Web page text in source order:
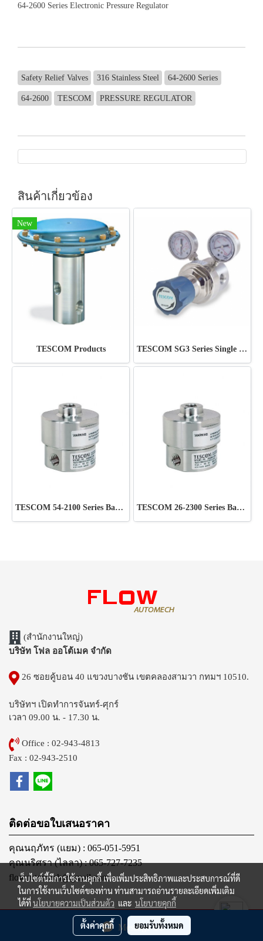
Message Us
64-2600 Series Electronic Pressure Regulator
Safety Relief Valves 316 Stainless Steel 64-2600 Series
64-2600 TESCOM PRESSURE REGULATOR
สินค้าเกี่ยวข้อง
New
TESCOM Products TESCOM SG3 Series Single Stage Regulator high purity single-stage regulator for food and beverage
TESCOM 54-2100 Series Back pressure Liquid Regulator Ideal for use in pump discharge pressure control, chemical injection TESCOM 26-2300 Series Back pressure Regulator Hydraulic
(สำนักงานใหญ่)
บริษัท โฟล ออโต้เมค จำกัด
26 ซอยคู้บอน 40 แขวงบางชัน เขตคลองสามวา กทมฯ 10510.
บริษัทฯ เปิดทำการจันทร์-ศุกร์
เวลา 09.00 น. - 17.30 น.
Office : 02-943-4813
Fax : 02-943-2510
ติดต่อขอใบเสนอราคา
คุณนฤภัทร (แยม) : 065-051-5951
คุณนริศรา (ไลลา) : 065-727-7235
flowautomech@gmail.com
@2012 FLOW AUTOMECH CO., LTD. All Rights Reserved.
เว็บไซต์นี้มีการใช้งานคุกกี้ เพื่อเพิ่มประสิทธิภาพและประสบการณ์ที่ดี
ในการใช้งานเว็บไซต์ของท่าน ท่านสามารถอ่านรายละเอียดเพิ่มเติม
ได้ที่นโยบายความเป็นส่วนตัว และ นโยบายคุกกี้
ตั้งค่าคุกกี้ ยอมรับทั้งหมด